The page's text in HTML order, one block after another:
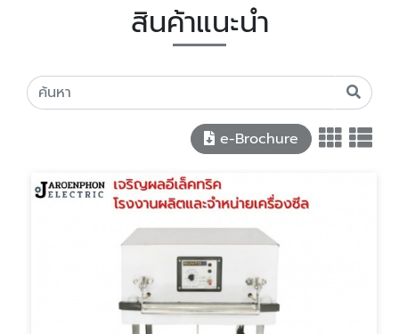
สินค้าแนะนำ
e-Brochure